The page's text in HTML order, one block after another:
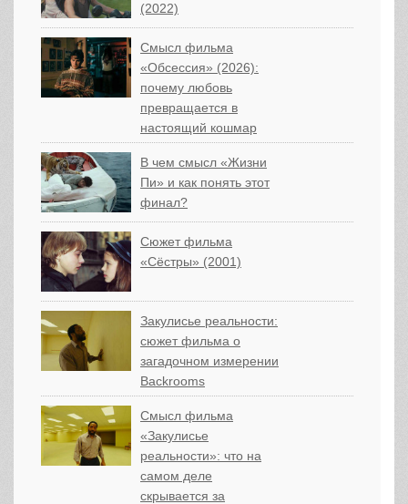
(2022)
Смысл фильма
«Обсессия» (2026):
почему любовь
превращается в
настоящий кошмар
В чем смысл «Жизни
Пи» и как понять этот
финал?
Сюжет фильма
«Сёстры» (2001)
Закулисье реальности:
сюжет фильма о
загадочном измерении
Backrooms
Смысл фильма
«Закулисье
реальности»: что на
самом деле
скрывается за